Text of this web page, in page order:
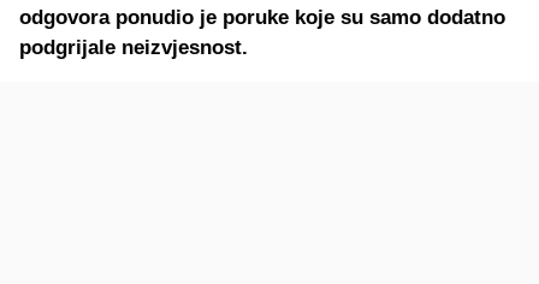
odgovora ponudio je poruke koje su samo dodatno
podgrijale neizvjesnost.